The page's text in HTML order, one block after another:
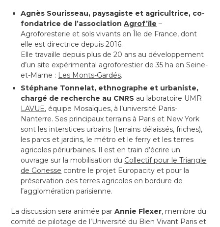
Agnès Sourisseau, paysagiste et agricultrice, co-
fondatrice de l’associationAgrof’île –
Agroforesterie et sols vivants en Île de France, dont
elle est directrice depuis 2016.
Elle travaille depuis plus de 20 ans au développement
d’un site expérimental agroforestier de 35 ha en Seine-
et-Marne : Les Monts-Gardés.
Stéphane Tonnelat, ethnographe et urbaniste,
chargé de recherche au CNRS au laboratoire UMR
LAVUE, équipe Mosaïques, à l’université Paris-
Nanterre. Ses principaux terrains à Paris et New York
sont les interstices urbains (terrains délaissés, friches),
les parcs et jardins, le métro et le ferry et les terres
agricoles périurbaines. Il est en train d’écrire un
ouvrage sur la mobilisation du Collectif pour le Triangle
de Gonesse contre le projet Europacity et pour la
préservation des terres agricoles en bordure de
l’agglomération parisienne.
La discussion sera animée parAnnie Flexer, membre du
comité de pilotage de l’Université du Bien Vivant Paris et